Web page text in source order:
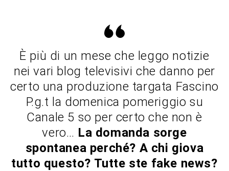
È più di un mese che leggo notizie
nei vari blog televisivi che danno per
certo una produzione targata Fascino
P.g.t la domenica pomeriggio su
Canale 5 so per certo che non è
vero… La domanda sorge
spontanea perché? A chi giova
tutto questo? Tutte ste fake news?